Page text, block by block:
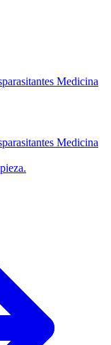
Medicina
Medicina